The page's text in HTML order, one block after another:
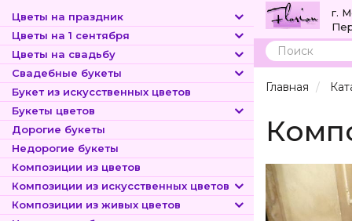
Цветы на праздник
Цветы на 1 сентября
Цветы на свадьбу
Свадебные букеты
Букет из искусственных цветов
Букеты цветов
Дорогие букеты
Недорогие букеты
Композиции из цветов
Композиции из искусственных цветов
Композиции из живых цветов
г.
Поиск
Главная